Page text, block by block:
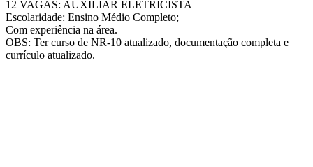
12 VAGAS: AUXILIAR ELETRICISTA
Escolaridade: Ensino Médio Completo;
Com experiência na área.
OBS: Ter curso de NR-10 atualizado, documentação completa e
currículo atualizado.